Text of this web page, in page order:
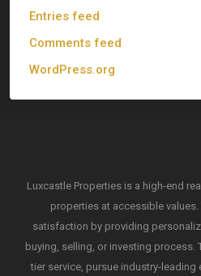
Entries feed
Comments feed
WordPress.org
Luxcastle Properties is a high-end
properties at accessible
satisfaction by providing
buying, selling, or investing process.
tier service, pursue industry-leading